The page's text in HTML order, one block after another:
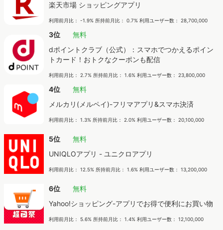
楽天市場 ショッピングアプリ
利用前月比： -1.9% 所持前月比： 0.7% 利用ユーザー数： 28,700,000
3位
無料
dポイントクラブ（公式）：スマホでつかえるポイン
トカード！おトクなクーポンも配信
利用前月比： 2.7% 所持前月比： 1.6% 利用ユーザー数： 23,800,000
4位
無料
メルカリ(メルペイ)-フリマアプリ&スマホ決済
利用前月比： 1.3% 所持前月比： 2.0% 利用ユーザー数： 20,100,000
5位
無料
UNIQLOアプリ - ユニクロアプリ
利用前月比： 12.5% 所持前月比： 1.6% 利用ユーザー数： 13,200,000
6位
無料
Yahoo!ショッピング-アプリでお得で便利にお買い物
利用前月比： 5.6% 所持前月比： 1.4% 利用ユーザー数： 12,100,000